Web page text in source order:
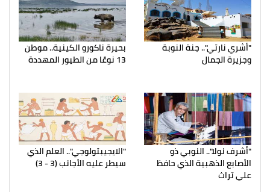
"أشري نارتي".. جنة النوبة
وجزيرة الجمال
بحيرة ناكورو الكينية.. موطن
13 نوعًا من الطيور المهددة
"أشرف نولا".. النوبي ذو
الأصابع الذهبية الذي حافظ
علي تراث
"الايجيبتولوجي".. العلم الذي
سيطر عليه الأجانب (3 - 3)